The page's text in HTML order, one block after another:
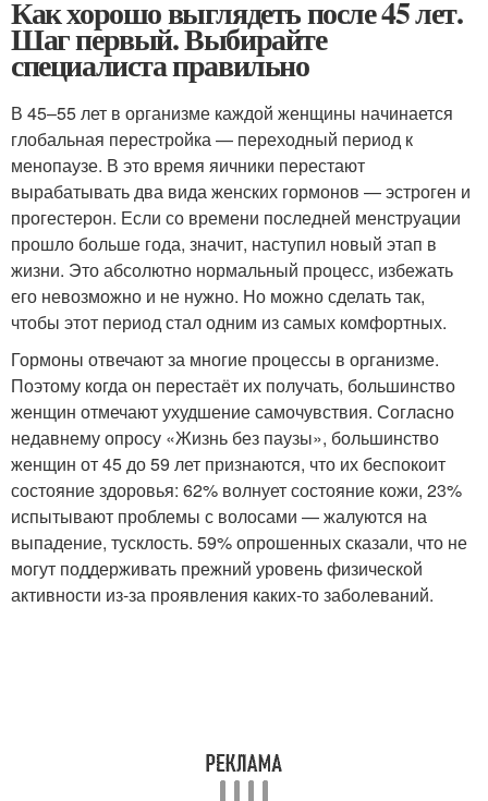
Как хорошо выглядеть после 45 лет.
Шаг первый. Выбирайте
специалиста правильно
В 45–55 лет в организме каждой женщины начинается
глобальная перестройка — переходный период к
менопаузе. В это время яичники перестают
вырабатывать два вида женских гормонов — эстроген и
прогестерон. Если со времени последней менструации
прошло больше года, значит, наступил новый этап в
жизни. Это абсолютно нормальный процесс, избежать
его невозможно и не нужно. Но можно сделать так,
чтобы этот период стал одним из самых комфортных.
Гормоны отвечают за многие процессы в организме.
Поэтому когда он перестаёт их получать, большинство
женщин отмечают ухудшение самочувствия. Согласно
недавнему опросу «Жизнь без паузы», большинство
женщин от 45 до 59 лет признаются, что их беспокоит
состояние здоровья: 62% волнует состояние кожи, 23%
испытывают проблемы с волосами — жалуются на
выпадение, тусклость. 59% опрошенных сказали, что не
могут поддерживать прежний уровень физической
активности из-за проявления каких-то заболеваний.